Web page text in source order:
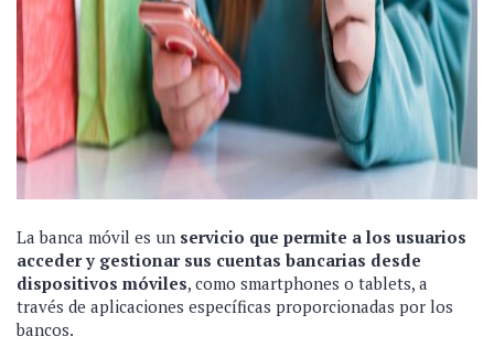
La banca móvil es un servicio que permite a los usuarios
acceder y gestionar sus cuentas bancarias desde
dispositivos móviles, como smartphones o tablets, a
través de aplicaciones específicas proporcionadas por los
bancos.